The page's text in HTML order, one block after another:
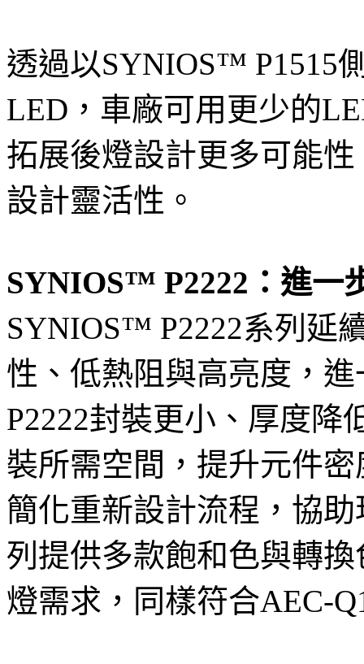
透過以SYNIOS™ P1515
LED，車廠可用更少的
拓展後燈設計更多可能
設計靈活性。
SYNIOS™ P2222：進一
SYNIOS™ P2222系列延
性、低熱阻與高亮度，
P2222封裝更小、厚度降
裝所需空間，提升元件
簡化重新設計流程，協
列提供多款飽和色與轉
燈需求，同樣符合AEC-